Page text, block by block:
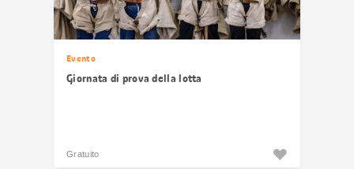
Evento
Giornata di prova della lotta
Gratuito